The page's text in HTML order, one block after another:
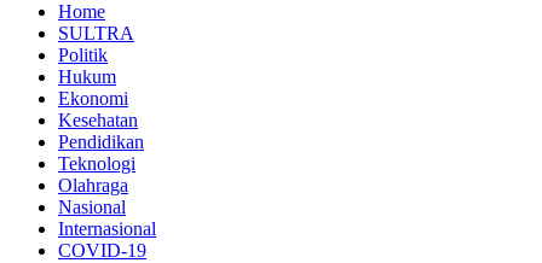
Home
SULTRA
Politik
Hukum
Ekonomi
Kesehatan
Pendidikan
Teknologi
Olahraga
Nasional
Internasional
COVID-19